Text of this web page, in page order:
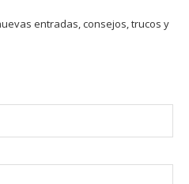
entradas, consejos, trucos y